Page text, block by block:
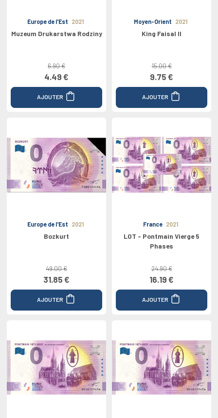
Europe de l'Est 2021
Muzeum Drukarstwa Rodziny
6.90 €
4.49 €
AJOUTER
Moyen-Orient 2021
King Faisal II
15.00 €
9.75 €
AJOUTER
Europe de l'Est 2021
Bozkurt
49.00 €
31.85 €
AJOUTER
France 2021
LOT - Pontmain Vierge 5
Phases
24.90 €
16.19 €
AJOUTER